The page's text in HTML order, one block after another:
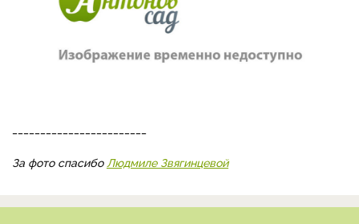
За фото спасибо Людмиле Звягинцевой